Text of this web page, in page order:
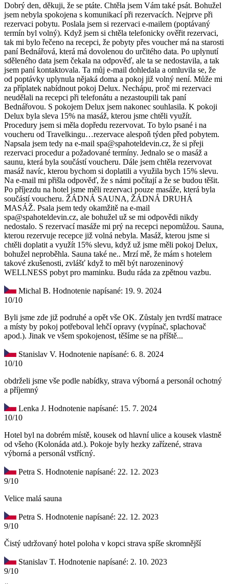
Dobrý den, děkuji, že se ptáte. Chtěla jsem Vám také psát. Bohužel
jsem nebyla spokojena s komunikací při rezervacích. Nejprve při
rezervaci pobytu. Poslala jsem si rezervaci e-mailem (poptávaný
termín byl volný). Když jsem si chtěla telefonicky ověřit rezervaci,
tak mi bylo řečeno na recepci, že pobyty přes voucher má na starosti
paní Bednářová, která má dovolenou do určitého data. Po uplynutí
sděleného data jsem čekala na odpověď, ale ta se nedostavila, a tak
jsem paní kontaktovala. Ta můj e-mail dohledala a omluvila se, že
od poptávky uplynula nějaká doma a pokoj již volný není. Může mi
za příplatek nabídnout pokoj Delux. Nechápu, proč mi rezervaci
neudělali na recepci při telefonátu a nezastoupili tak paní
Bednářovou. S pokojem Delux jsem nakonec souhlasila. K pokoji
Delux byla sleva 15% na masáž, kterou jsme chtěli využít.
Procedury jsem si měla dopředu rezervovat. To bylo psané i na
voucheru od Travelkingu…rezervace alespoň týden před pobytem.
Napsala jsem tedy na e-mail spa@spahoteldevin.cz, že si přeji
rezervaci procedur a požadované termíny. Jednalo se o masáž a
saunu, která byla součástí voucheru. Dále jsem chtěla rezervovat
masáž navíc, kterou bychom si doplatili a využila bych 15% slevu.
Na e-mail mi přišla odpověď, že s námi počítají a že se budou těšit.
Po příjezdu na hotel jsme měli rezervaci pouze masáže, která byla
součástí voucheru. ŽÁDNÁ SAUNA, ŽÁDNÁ DRUHÁ
MASÁŽ. Psala jsem tedy okamžitě na e-mail
spa@spahoteldevin.cz, ale bohužel už se mi odpovědi nikdy
nedostalo. S rezervací masáže mi prý na recepci nepomůžou. Sauna,
kterou rezervuje recepce již volná nebyla. Masáž, kterou jsme si
chtěli doplatit a využít 15% slevu, když už jsme měli pokoj Delux,
bohužel neproběhla. Sauna také ne.. Mrzí mě, že mám s hotelem
takové zkušenosti, zvlášť když to měl být narozeninový
WELLNESS pobyt pro maminku. Budu ráda za zpětnou vazbu.
Michal B. Hodnotenie napísané: 19. 9. 2024
10/10
Byli jsme zde již podruhé a opět vše OK. Zůstaly jen tvrdší matrace
a místy by pokoj potřeboval lehčí opravy (vypínač, splachovač
apod.). Jinak ve všem spokojenost, těšíme se na příště...
Stanislav V. Hodnotenie napísané: 6. 8. 2024
10/10
obdrželi jsme vše podle nabídky, strava výborná a personál ochotný
a příjemný
Lenka J. Hodnotenie napísané: 15. 7. 2024
10/10
Hotel byl na dobrém místě, kousek od hlavní ulice a kousek vlastně
od všeho (Kolonáda atd.). Pokoje byly hezky zařízené, strava
výborná a personál vstřícný.
Petra S. Hodnotenie napísané: 22. 12. 2023
9/10
Velice malá sauna
Petra S. Hodnotenie napísané: 22. 12. 2023
9/10
Čistý udržovaný hotel poloha v kopci strava spíše skromnější
Stanislav T. Hodnotenie napísané: 2. 10. 2023
9/10